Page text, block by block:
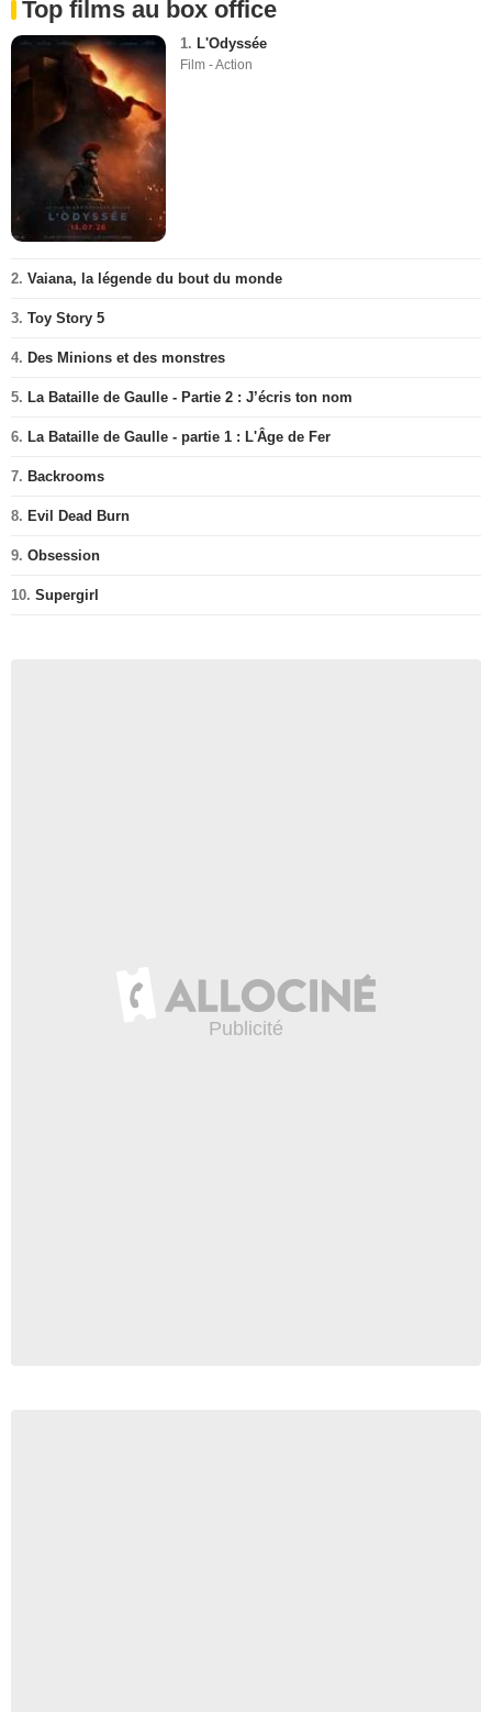
Top films au box office
1. L'Odyssée
Film - Action
2. Vaiana, la légende du bout du monde
3. Toy Story 5
4. Des Minions et des monstres
5. La Bataille de Gaulle - Partie 2 : J’écris ton nom
6. La Bataille de Gaulle - partie 1 : L'Âge de Fer
7. Backrooms
8. Evil Dead Burn
9. Obsession
10. Supergirl